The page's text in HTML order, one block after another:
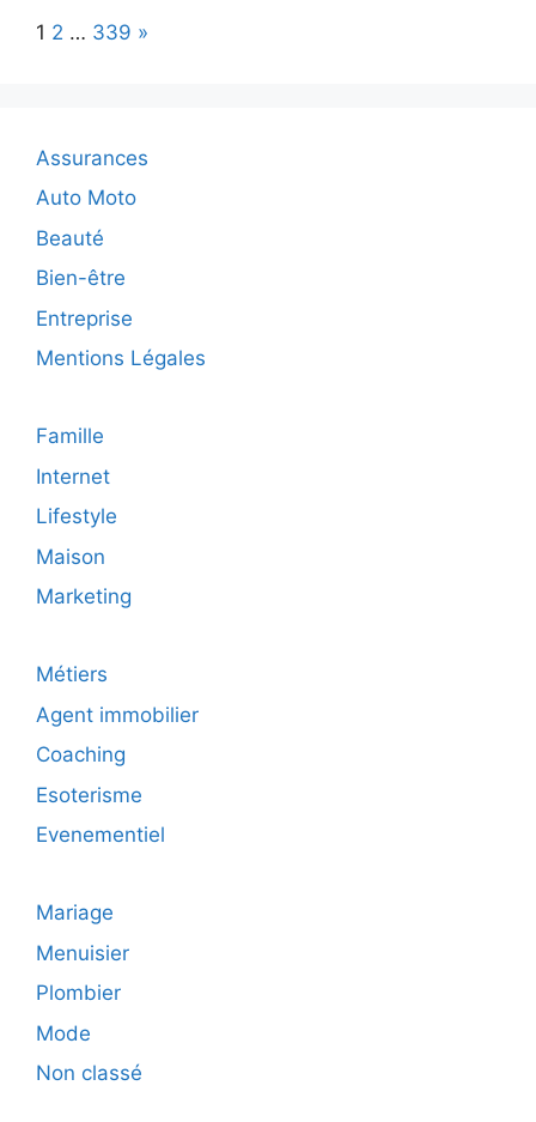
Page:
1 2 … 339 Next
»
Assurances
Auto Moto
Beauté
Bien-être
Entreprise
Mentions Légales
Famille
Internet
Lifestyle
Maison
Marketing
Métiers
Agent immobilier
Coaching
Esoterisme
Evenementiel
Mariage
Menuisier
Plombier
Mode
Non classé